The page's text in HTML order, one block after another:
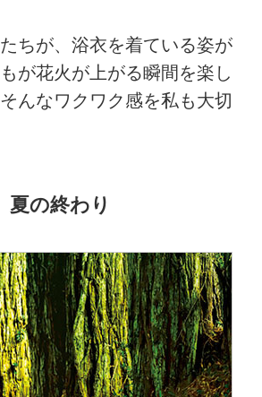
たちが、浴衣を着ている姿が
が花火が上がる瞬間を楽し
んなワクワク感を私も大切
夏の終わり